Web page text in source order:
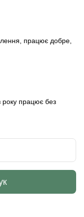
працює добре,
року працює без